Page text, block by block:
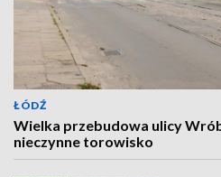
ŁÓDŹ
Wielka przebudowa ulicy
nieczynne torowisko